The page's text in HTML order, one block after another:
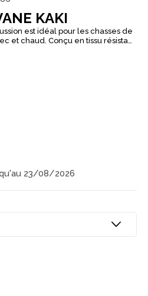
KAKI
est idéal pour les chasses de
et chaud. Conçu en tissu résistant
confort et durabilité.
Un pantalon de chasse
23/08/2026